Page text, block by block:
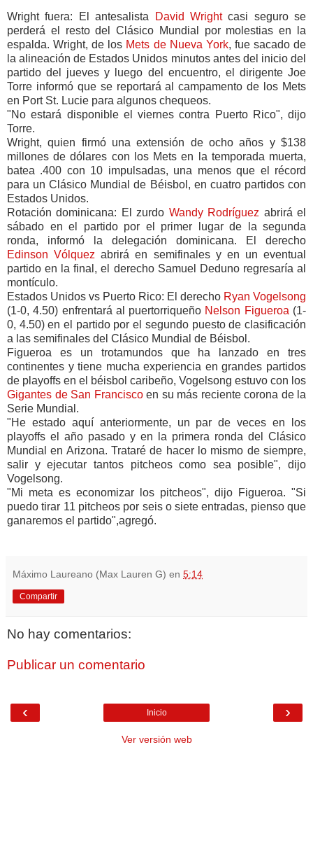
Wright fuera: El antesalista David Wrightcasi seguro se
perderá el resto del Clásico Mundial por molestias en la
espalda. Wright, de los Mets de Nueva York, fue sacado de
la alineación de Estados Unidos minutos antes del inicio del
partido del jueves y luego del encuentro, el dirigente Joe
Torre informó que se reportará al campamento de los Mets
en Port St. Lucie para algunos chequeos.
"No estará disponible el viernes contra Puerto Rico", dijo
Torre.
Wright, quien firmó una extensión de ocho años y $138
millones de dólares con los Mets en la temporada muerta,
batea .400 con 10 impulsadas, una menos que el récord
para un Clásico Mundial de Béisbol, en cuatro partidos con
Estados Unidos.
Rotación dominicana: El zurdo Wandy Rodríguez abrirá el
sábado en el partido por el primer lugar de la segunda
ronda, informó la delegación dominicana. El derecho
Edinson Vólquez abrirá en semifinales y en un eventual
partido en la final, el derecho Samuel Deduno regresaría al
montículo.
Estados Unidos vs Puerto Rico: El derecho Ryan Vogelsong
(1-0, 4.50) enfrentará al puertorriqueño Nelson Figueroa (1-
0, 4.50) en el partido por el segundo puesto de clasificación
a las semifinales del Clásico Mundial de Béisbol.
Figueroa es un trotamundos que ha lanzado en tres
continentes y tiene mucha experiencia en grandes partidos
de playoffs en el béisbol caribeño, Vogelsong estuvo con los
Gigantes de San Franciscoen su más reciente corona de la
Serie Mundial.
"He estado aquí anteriormente, un par de veces en los
playoffs el año pasado y en la primera ronda del Clásico
Mundial en Arizona. Trataré de hacer lo mismo de siempre,
salir y ejecutar tantos pitcheos como sea posible", dijo
Vogelsong.
"Mi meta es economizar los pitcheos", dijo Figueroa. "Si
puedo tirar 11 pitcheos por seis o siete entradas, pienso que
ganaremos el partido",agregó.
Máximo Laureano (Max Lauren G) en 5:14
Compartir
No hay comentarios:
Publicar un comentario
‹ ›
Inicio
Ver versión web